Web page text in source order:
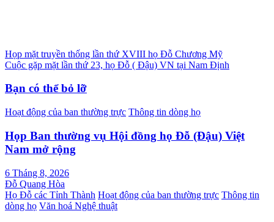
Điều
hướng
bài
viết
Họp mặt truyền thống lần thứ XVIII họ Đỗ Chương Mỹ
Cuộc gặp mặt lần thứ 23, họ Đỗ ( Đậu) VN tại Nam Định
Bạn có thể bỏ lỡ
Hoạt động của ban thường trực Thông tin dòng họ
Họp Ban thường vụ Hội đồng họ Đỗ (Đậu) Việt
Nam mở rộng
6 Tháng 8, 2026
Đỗ Quang Hòa
Họ Đỗ các Tỉnh Thành Hoạt động của ban thường trực Thông tin
dòng họ Văn hoá Nghệ thuật